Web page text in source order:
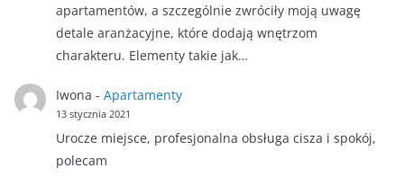
apartamentów, a szczególnie zwróciły moją uwagę
detale aranżacyjne, które dodają wnętrzom
charakteru. Elementy takie jak…
Iwona - Apartamenty
13 stycznia 2021
Urocze miejsce, profesjonalna obsługa cisza i spokój,
polecam